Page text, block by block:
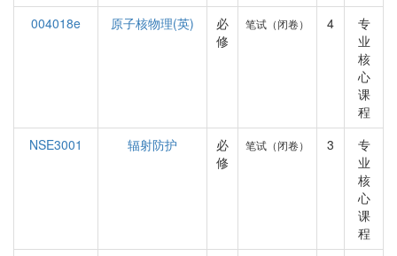
004018e
原子核物理(英)
必
修
笔试（闭卷） 4
专
业
核
心
课
程
NSE3001
辐射防护
必
修
笔试（闭卷） 3
专
业
核
心
课
程